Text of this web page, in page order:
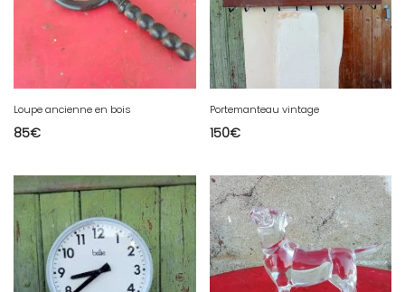
Loupe ancienne en bois
85€
Portemanteau vintage
150€